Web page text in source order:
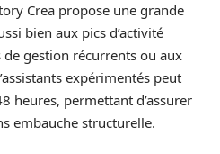
Crea propose une grande
bien aux pics d’activité
de gestion récurrents ou aux
expérimentés peut
heures, permettant d’assurer
embauche structurelle.